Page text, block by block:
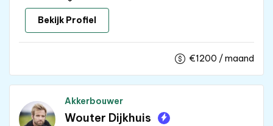
Bekijk Profiel
€1200 / maand
Akkerbouwer
Wouter Dijkhuis